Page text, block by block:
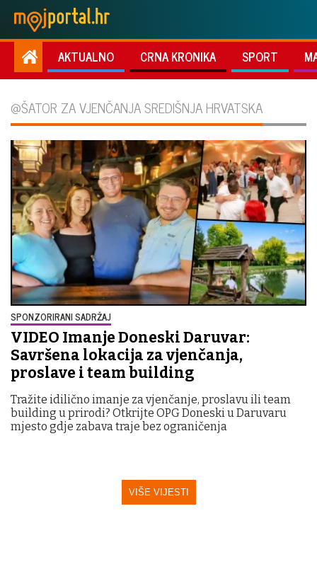
AKTUALNO CRNA KRONIKA SPORT
@ŠATOR ZA VJENČANJA SREDIŠNJA HRVATSKA
SPONZORIRANI SADRŽAJ
VIDEO Imanje Doneski Daruvar:
Savršena lokacija za vjenčanja,
proslave i team building
Tražite idilično imanje za vjenčanje, proslavu ili team
building u prirodi? Otkrijte OPG Doneski u Daruvaru
mjesto gdje zabava traje bez ograničenja
VIŠE VIJESTI